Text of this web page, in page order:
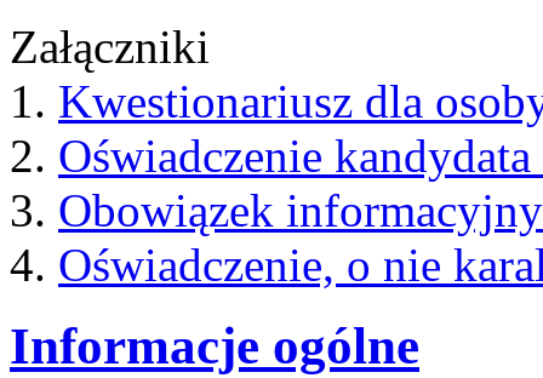
Załączniki
1. Kwestionariusz dla
2. Oświadczenie
3. Obowiązek
4. Oświadczenie, o nie
Informacje ogólne